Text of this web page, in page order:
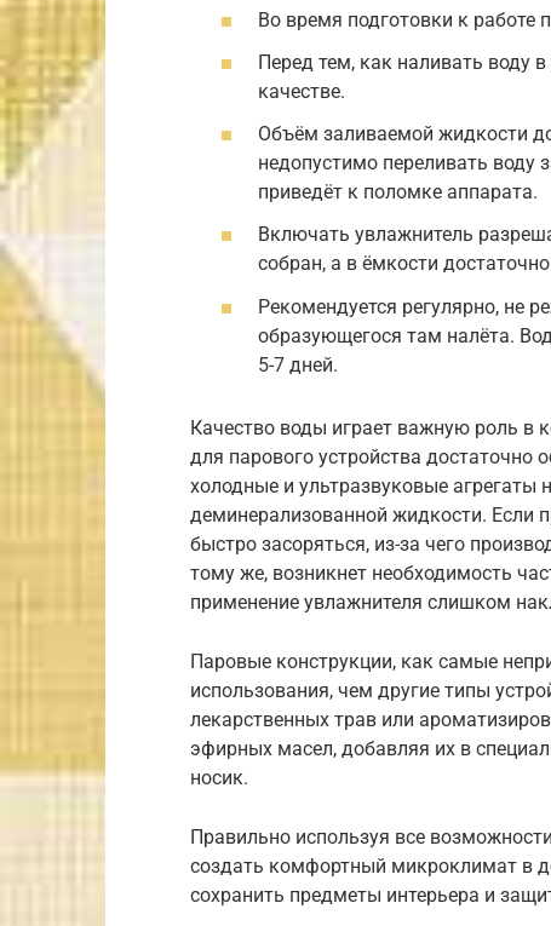
Во время подготовки к работе
Перед тем, как наливать воду
качестве.
Объём заливаемой жидкости
недопустимо переливать воду
приведёт к поломке аппарата.
Включать увлажнитель
собран, а в ёмкости
Рекомендуется регулярно, не
образующегося там налёта.
5-7 дней.
Качество воды играет важную роль в
для парового устройства
холодные и ультразвуковые
деминерализованной жидкости. Если
быстро засоряться, из-за чего
тому же, возникнет необходимость
применение увлажнителя слишком
Паровые конструкции, как самые
использования, чем другие типы
лекарственных трав или
эфирных масел, добавляя их в
носик.
Правильно используя все
создать комфортный микроклимат в
сохранить предметы интерьера и